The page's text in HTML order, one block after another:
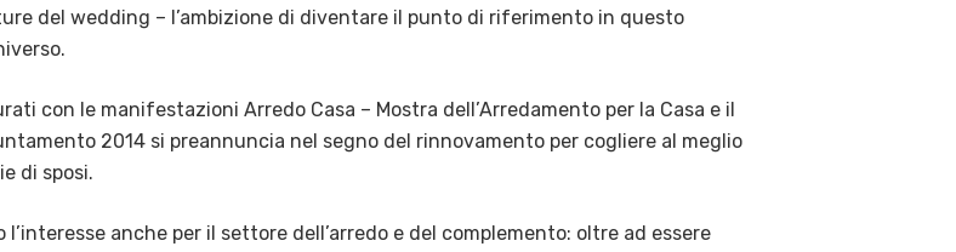
del wedding – l’ambizione di diventare il punto di riferimento in questo
con le manifestazioni Arredo Casa – Mostra dell’Arredamento per la Casa e il
2014 si preannuncia nel segno del rinnovamento per cogliere al meglio
di sposi.
anche per il settore dell’arredo e del complemento: oltre ad essere